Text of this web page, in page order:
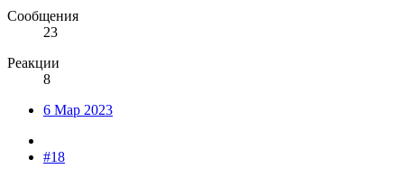
Сообщения
23
Реакции
8
6 Мар 2023
#18